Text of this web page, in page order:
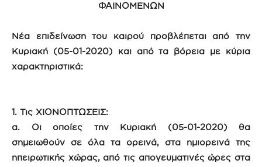
ΦΑΙΝΟΜΕΝΩΝ
Νέα επιδείνωση του καιρού προβλέπεται από την
Κυριακή (05-01-2020) και από τα βόρεια με κύρια
χαρακτηριστικά:
1. Τις ΧΙΟΝΟΠΤΩΣΕΙΣ:
α. Οι οποίες την Κυριακή (05-01-2020) θα
σημειωθούν σε όλα τα ορεινά, στα ημιορεινά της
ηπειρωτικής χώρας, από τις απογευματινές ώρες στα